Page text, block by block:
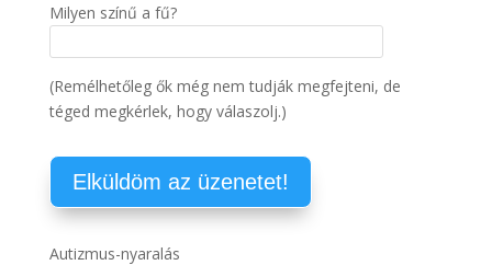
Milyen színű a fű?
(Remélhetőleg ők még nem tudják megfejteni, de
téged megkérlek, hogy válaszolj.)
Autizmus-nyaralás